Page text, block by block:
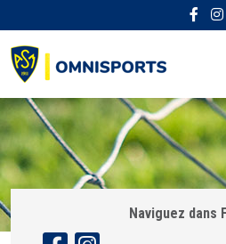
Naviguez dans